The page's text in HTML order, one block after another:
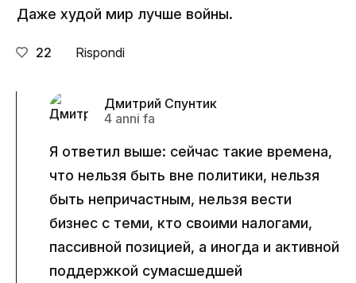
Даже худой мир лучше войны.
22 Rispondi
Дмитрий Спунтик
4 anni fa
Я ответил выше: сейчас такие времена,
что нельзя быть вне политики, нельзя
быть непричастным, нельзя вести
бизнес с теми, кто своими налогами,
пассивной позицией, а иногда и активной
поддержкой сумасшедшей